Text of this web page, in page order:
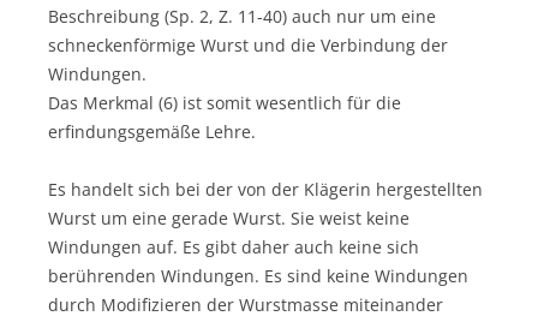
Beschreibung (Sp. 2, Z. 11-40) auch nur um eine
schneckenförmige Wurst und die Verbindung der
Windungen.
Das Merkmal (6) ist somit wesentlich für die
erfindungsgemäße Lehre.
Es handelt sich bei der von der Klägerin hergestellten
Wurst um eine gerade Wurst. Sie weist keine
Windungen auf. Es gibt daher auch keine sich
berührenden Windungen. Es sind keine Windungen
durch Modifizieren der Wurstmasse miteinander